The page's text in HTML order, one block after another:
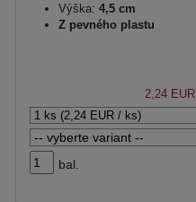
Výška: 4,5 cm
Z pevného plastu
2,24 EUR
bal.